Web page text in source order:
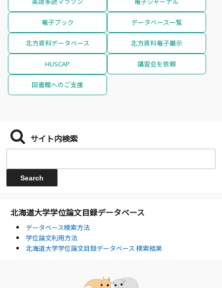
電子ブック データベース一覧
北方資料データベース 北方資料電子展示
HUSCAP 講習会を依頼
図書館へのご支援
サイト内検索
北海道大学学位論文目録データベース
データベース検索方法
学位論文利用方法
北海道大学学位論文目録データベース 検索結果